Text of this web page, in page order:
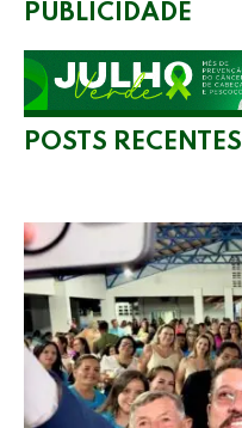
PUBLICIDADE
POSTS RECENTES